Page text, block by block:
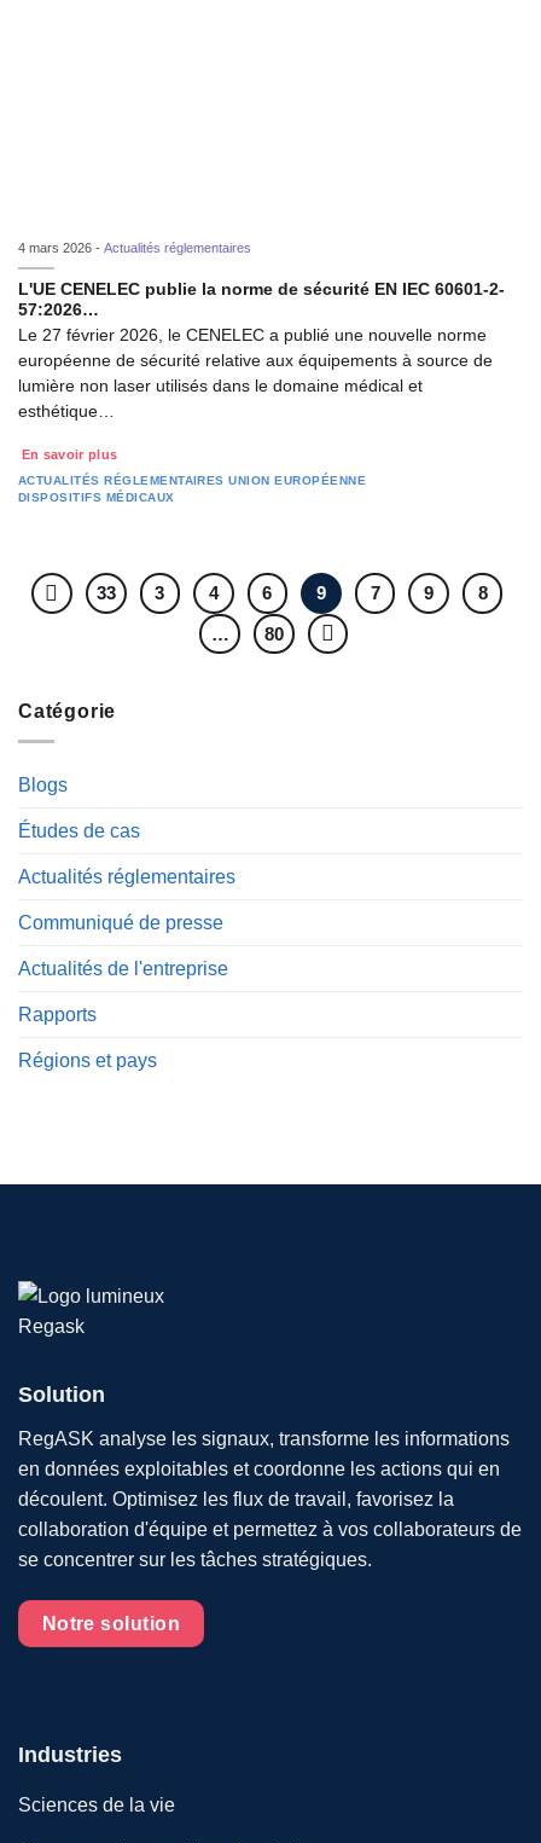
Catégorie
Blogs
Études de cas
Actualités réglementaires
Communiqué de presse
Actualités de l'entreprise
Rapports
Régions et pays
4 mars 2026 - Actualités réglementaires
L'UE CENELEC publie la norme de sécurité EN IEC 60601-2-
57:2026…
Le 27 février 2026, le CENELEC a publié une nouvelle norme
européenne de sécurité relative aux équipements à source de
lumière non laser utilisés dans le domaine médical et
esthétique…
En savoir plus
ACTUALITÉS RÉGLEMENTAIRES UNION EUROPÉENNE
DISPOSITIFS MÉDICAUX
33 3 4 6 9 7 9
8
…
80
Solution
RegASK analyse les signaux, transforme les informations
en données exploitables et coordonne les actions qui en
découlent. Optimisez les flux de travail, favorisez la
collaboration d'équipe et permettez à vos collaborateurs de
se concentrer sur les tâches stratégiques.
Notre solution
Industries
Sciences de la vie